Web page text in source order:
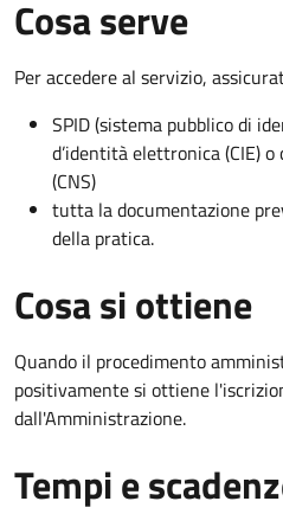
Cosa serve
Per accedere al servizio,
SPID (sistema pubblico di
d’identità elettronica (CIE)
(CNS)
tutta la documentazione
della pratica.
Cosa si ottiene
Quando il procedimento
positivamente si ottiene
dall'Amministrazione.
Tempi e